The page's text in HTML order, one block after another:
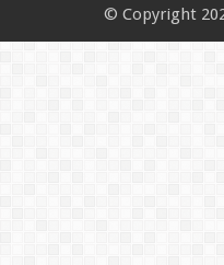
© Copyright